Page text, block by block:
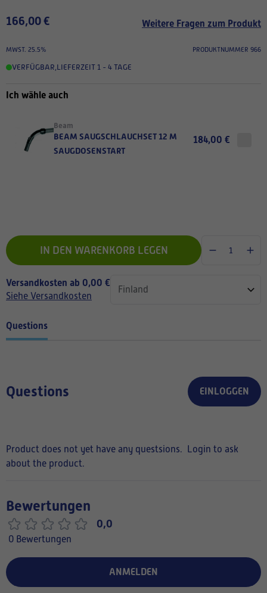
166,00 € Weitere Fragen zum Produkt
MWST. 25.5% PRODUKTNUMMER 966
VERFÜGBAR LIEFERZEIT 1 - 4 TAGE
Ich wähle auch
Beam
BEAM SAUGSCHLAUCHSET 12 M
SAUGDOSENSTART
184,00 €
IN DEN WARENKORB LEGEN
Versandkosten ab 0,00 €
Siehe Versandkosten
Questions
Questions EINLOGGEN
Product does not yet have any questsions.
Login to ask
about the product.
Bewertungen
0,0
0 Bewertungen
ANMELDEN